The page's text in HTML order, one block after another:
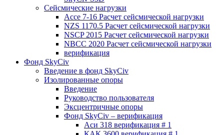
Сейсмические нагрузки
Ассе 7-16 Расчет сейсмической нагрузки
NZS 1170.5 Расчет сейсмической нагрузки
NSCP 2015 Расчет сейсмической нагрузки
NBCC 2020 Расчет сейсмической нагрузки
верификация
Фонд SkyCiv
Введение в фонд SkyCiv
Изолированные опоры
Введение
Руководство пользователя
Эксцентричные опоры
Фонд SkyCiv – верификация
Аси 318 верификация # 1